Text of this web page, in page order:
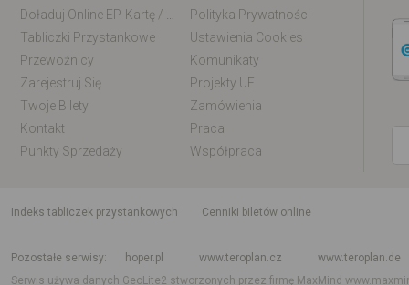
Polityka Prywatności
Tabliczki Przystankowe
Ustawienia Cookies
Przewoźnicy
Komunikaty
Zarejestruj Się
Projekty UE
Twoje Bilety
Zamówienia
Kontakt
Praca
Punkty Sprzedaży
Współpraca
indeks tabliczek przystankowych
Cenniki biletów online
Pozostałe serwisy
hoper.pl www.teroplan.cz
www.teroplan.de
Serwis używa danych GeoLite2 stworzonych przez firmę MaxMind